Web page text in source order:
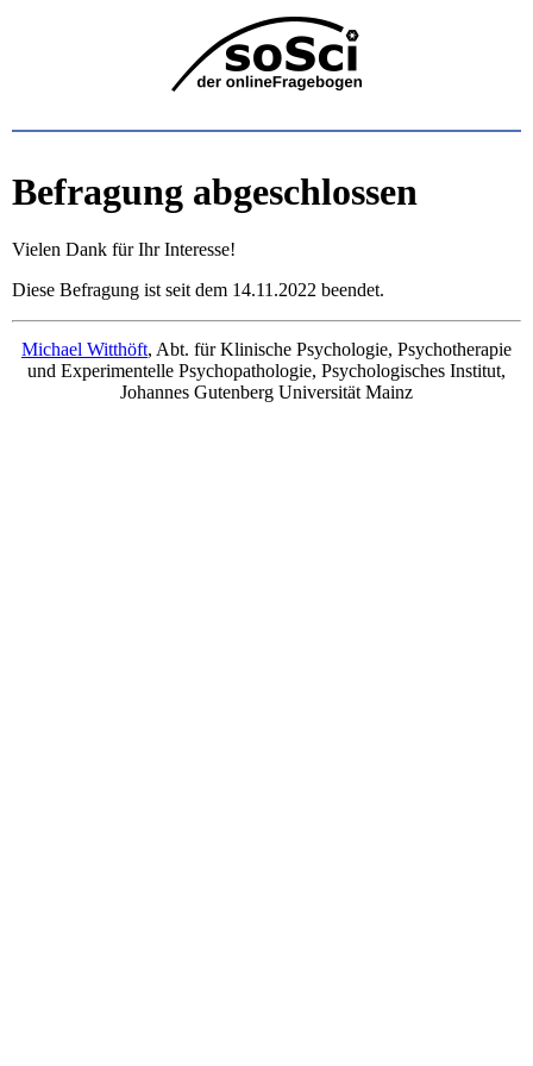
Befragung abgeschlossen
Vielen Dank für Ihr Interesse!
Diese Befragung ist seit dem 14.11.2022 beendet.
Michael Witthöft, Abt. für Klinische Psychologie, Psychotherapie
und Experimentelle Psychopathologie, Psychologisches Institut,
Johannes Gutenberg Universität Mainz